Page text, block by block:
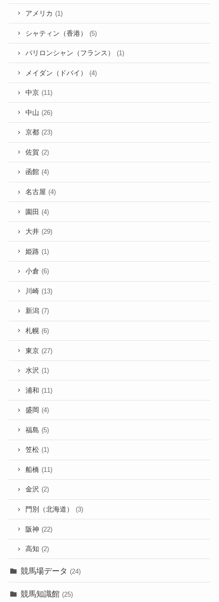
アメリカ (1)
シャティン（香港） (5)
パリロンシャン（フランス） (1)
メイダン（ドバイ） (4)
中京 (11)
中山 (26)
京都 (23)
佐賀 (2)
函館 (4)
名古屋 (4)
園田 (4)
大井 (29)
姫路 (1)
小倉 (6)
川崎 (13)
新潟 (7)
札幌 (6)
東京 (27)
水沢 (1)
浦和 (11)
盛岡 (4)
福島 (5)
笠松 (1)
船橋 (11)
金沢 (2)
門別（北海道） (3)
阪神 (22)
高知 (2)
競馬場データ (24)
競馬知識館 (25)